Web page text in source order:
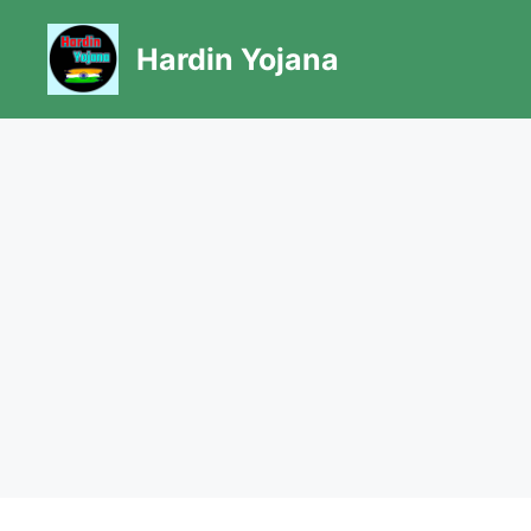
content
Hardin Yojana